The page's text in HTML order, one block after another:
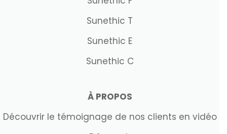
Sunethic T
Sunethic E
Sunethic C
À PROPOS
Découvrir le témoignage de nos clients en vidéo